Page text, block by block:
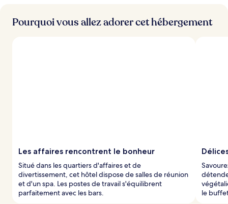
Pourquoi vous allez adorer cet hébergement
Les affaires rencontrent le bonheur
Situé dans les quartiers d'affaires et de
divertissement, cet hôtel dispose de salles de réunion
et d'un spa. Les postes de travail s'équilibrent
parfaitement avec les bars.
le